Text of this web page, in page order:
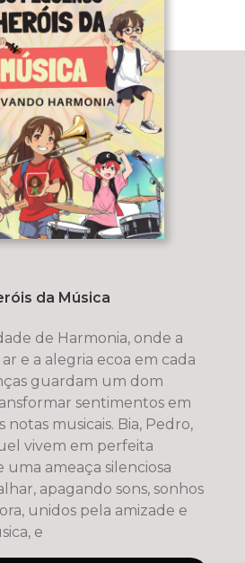
da Música
de Harmonia, onde a
e a alegria ecoa em cada
guardam um dom
sentimentos em
notas musicais. Bia, Pedro,
vivem em perfeita
ameaça silenciosa
apagando sons, sonhos
unidos pela amizade e
e